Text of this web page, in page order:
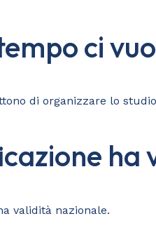
ci
di organizzare lo
ha
validità nazionale.